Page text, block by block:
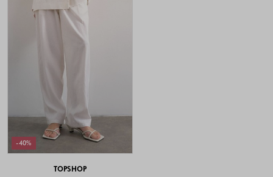
-40%
TOPSHOP